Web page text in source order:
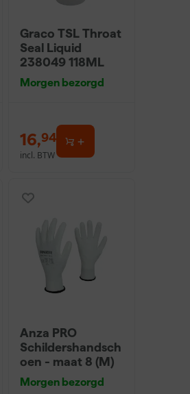
Graco TSL Throat
Seal Liquid
238049 118ML
Morgen bezorgd
16,94
incl. BTW
Anza PRO
Schildershandsch
oen - maat 8 (M)
Morgen bezorgd